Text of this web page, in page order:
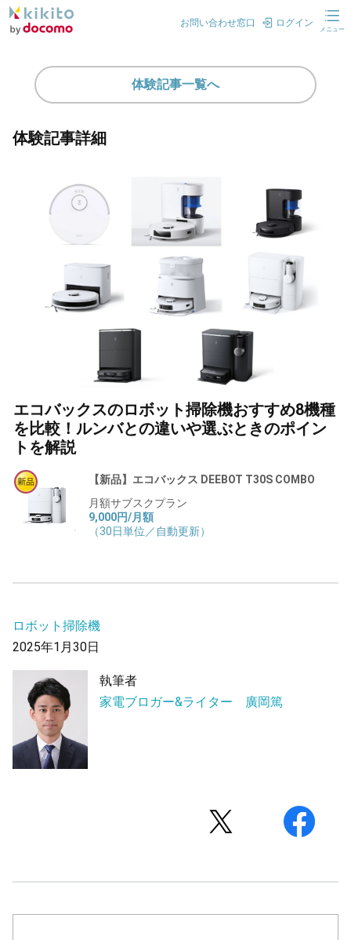
お問い合わせ窓口 ログイン
メニュー
体験記事一覧へ
体験記事詳細
エコバックスのロボット掃除機おすすめ8機種
を比較！ルンバとの違いや選ぶときのポイン
トを解説
【新品】エコバックス DEEBOT T30S COMBO
月額サブスクプラン
9,000円/月額
（30日単位／自動更新）
ロボット掃除機
2025年1月30日
執筆者
家電ブロガー&ライター 廣岡篤